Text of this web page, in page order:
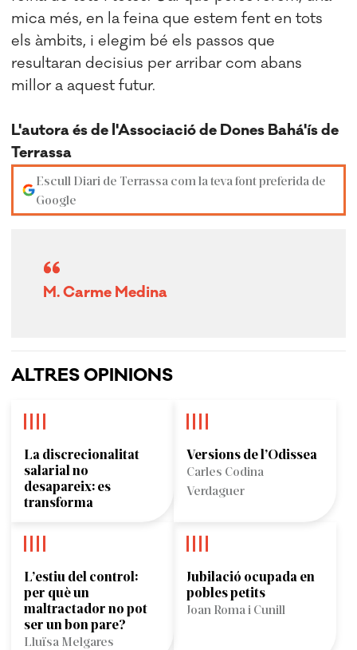
mica més, en la feina que estem fent en tots
els àmbits, i elegim bé els passos que
resultaran decisius per arribar com abans
millor a aquest futur.
L'autora és de l'Associació de Dones Bahá'ís de
Terrassa
Escull Diari de Terrassa com la teva font preferida de
Google
M. Carme Medina
ALTRES OPINIONS
La discrecionalitat
salarial no
desapareix: es
transforma
Versions de l’Odissea
Carles Codina
Verdaguer
L’estiu del control:
per què un
maltractador no pot
ser un bon pare?
Lluïsa Melgares
Jubilació ocupada en
pobles petits
Joan Roma i Cunill